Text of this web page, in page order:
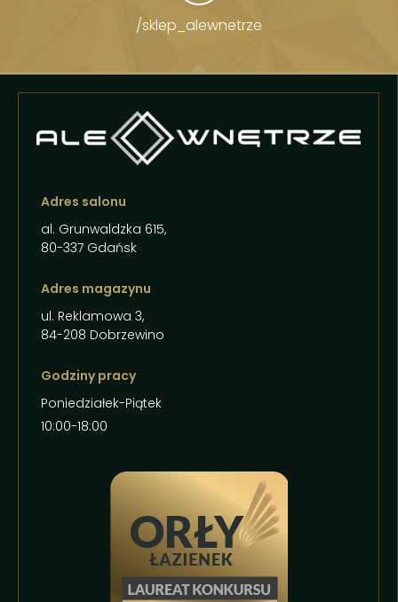
/sklep_alewnetrze
Adres salonu
al. Grunwaldzka 615,
80-337 Gdańsk
Adres magazynu
ul. Reklamowa 3,
84-208 Dobrzewino
Godziny pracy
Poniedziałek-Piątek
10:00-18:00